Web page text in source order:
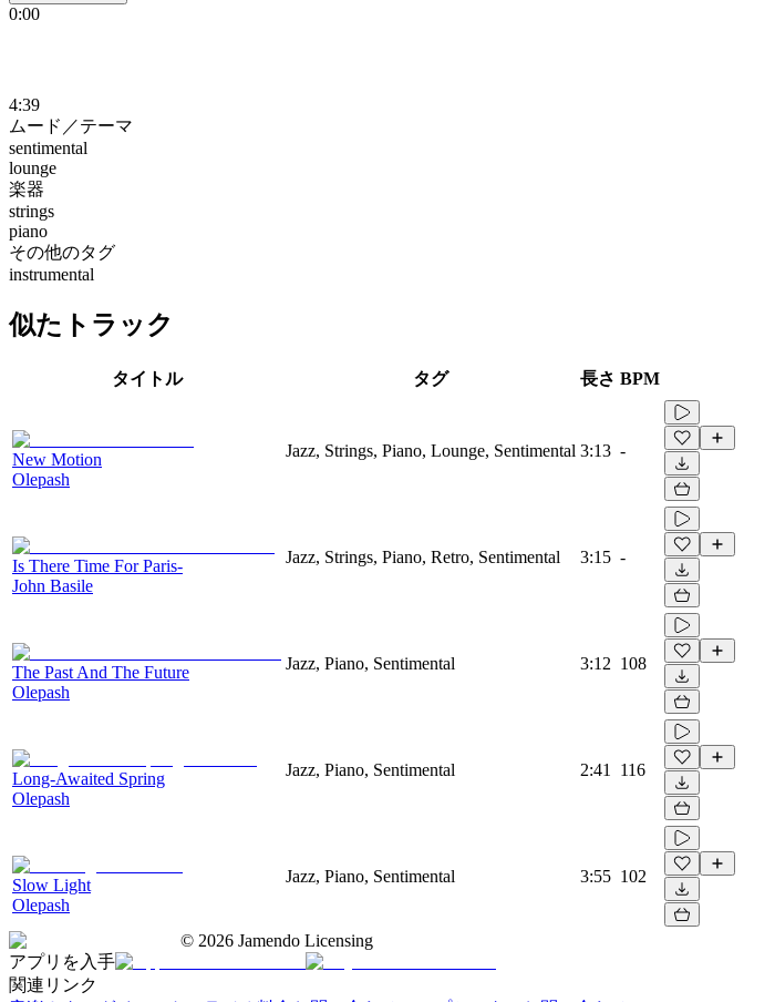
0:00
4:39
ムード／テーマ
sentimental
lounge
楽器
strings
piano
その他のタグ
instrumental
似たトラック
タイトル タグ 長さ BPM
New Motion
Olepash
Jazz, Strings, Piano, Lounge, Sentimental 3:13 -
Is There Time For Paris-
John Basile
Jazz, Strings, Piano, Retro, Sentimental 3:15 -
The Past And The Future
Olepash
Jazz, Piano, Sentimental 3:12 108
Long-Awaited Spring
Olepash
Jazz, Piano, Sentimental 2:41 116
Slow Light
Olepash
Jazz, Piano, Sentimental 3:55 102
© 2026 Jamendo Licensing
アプリを入手
関連リンク